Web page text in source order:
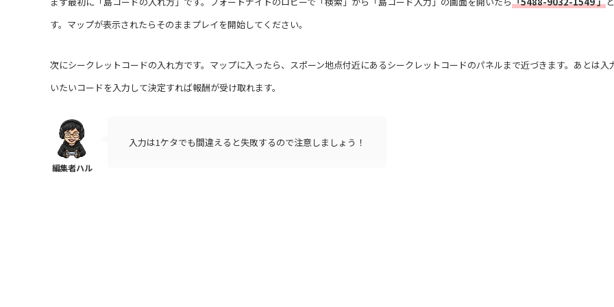
す。マップが表示されたらそのままプレイを開始してください。
次にシークレットコードの入れ方です。マップに入ったら、スポーン地点付近にあるシークレットコードのパネルまで近づきます。あとは入
いたいコードを入力して決定すれば報酬が受け取れます。
入力は1ケタでも間違えると失敗するので注意しましょう！